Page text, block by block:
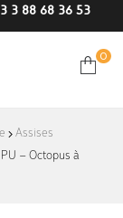
3 88 68 36 53
0
Assises
– Octopus à